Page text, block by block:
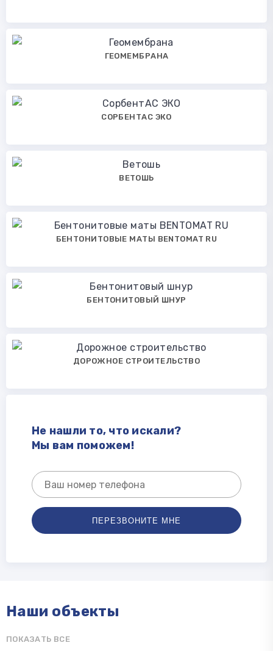
ГЕОМЕМБРАНА
СОРБЕНТАС ЭКО
ВЕТОШЬ
БЕНТОНИТОВЫЕ МАТЫ BENTOMAT RU
БЕНТОНИТОВЫЙ ШНУР
ДОРОЖНОЕ СТРОИТЕЛЬСТВО
Не нашли то, что искали?
Мы вам поможем!
Наши объекты
ПОКАЗАТЬ ВСЕ